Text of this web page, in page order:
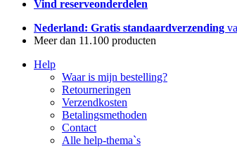
Vind reserveonderdelen
Nederland: Gratis standaardverzending
Meer dan 11.100 producten
Help
Waar is mijn bestelling?
Retourneringen
Verzendkosten
Betalingsmethoden
Contact
Alle help-thema`s